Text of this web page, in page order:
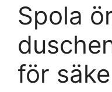
Spola
för